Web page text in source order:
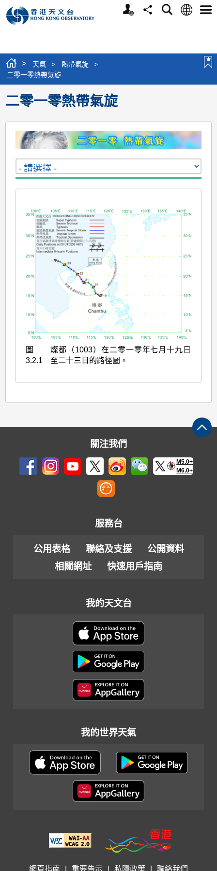
個
分
搜
語
選
> 天氣 > 熱帶氣旋
>
二零一零熱帶氣旋
二零一零熱帶氣旋
圖
3.2.1
燦都（1003）在二零一零年七月十九日
至二十三日的路徑圖。
關注我們
M5.0+
M6.0+
服務台
公用表格 聯絡及支援
公開資料
相關網址
快速用戶指南
我的天文台
我的世界天氣
網頁指南 重要告示 私隱政策 聯絡我們